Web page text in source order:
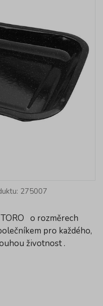
275007
o rozměrech
pro každého,
životnost .